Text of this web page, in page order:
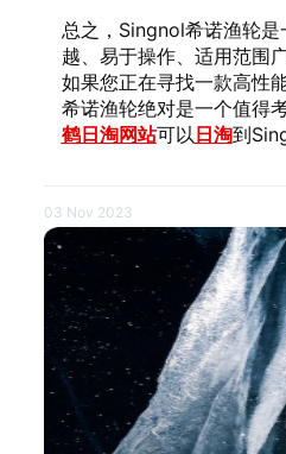
总之，Singnol希诺渔轮
越、易于操作、适用范围
如果您正在寻找一款高性
希诺渔轮绝对是一个值得
鹤日淘网站可以 日淘到
03 Nov 2023